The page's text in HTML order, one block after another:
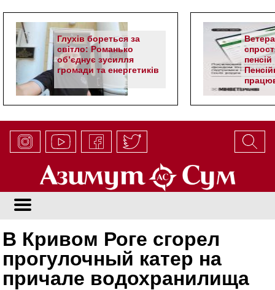
Глухів бореться за
світло: Романько
об’єднує зусилля
громади та енергетиків
В Кривом Роге сгорел
прогулочный катер на
причале водохранилища